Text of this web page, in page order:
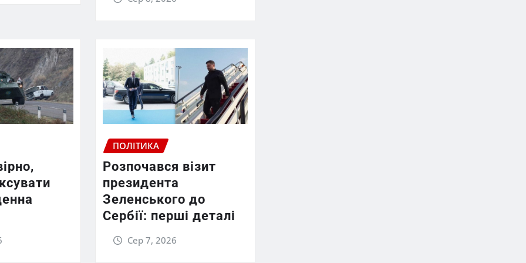
ПОЛІТИКА
Розпочався візит
президента
Зеленського до
Сербії: перші деталі
Сер 7, 2026